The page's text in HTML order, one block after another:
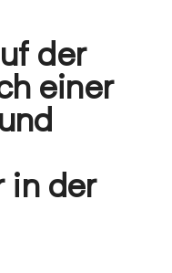
der
einer
in der